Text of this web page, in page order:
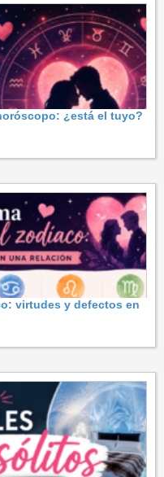
¿está el tuyo?
virtudes y defectos en